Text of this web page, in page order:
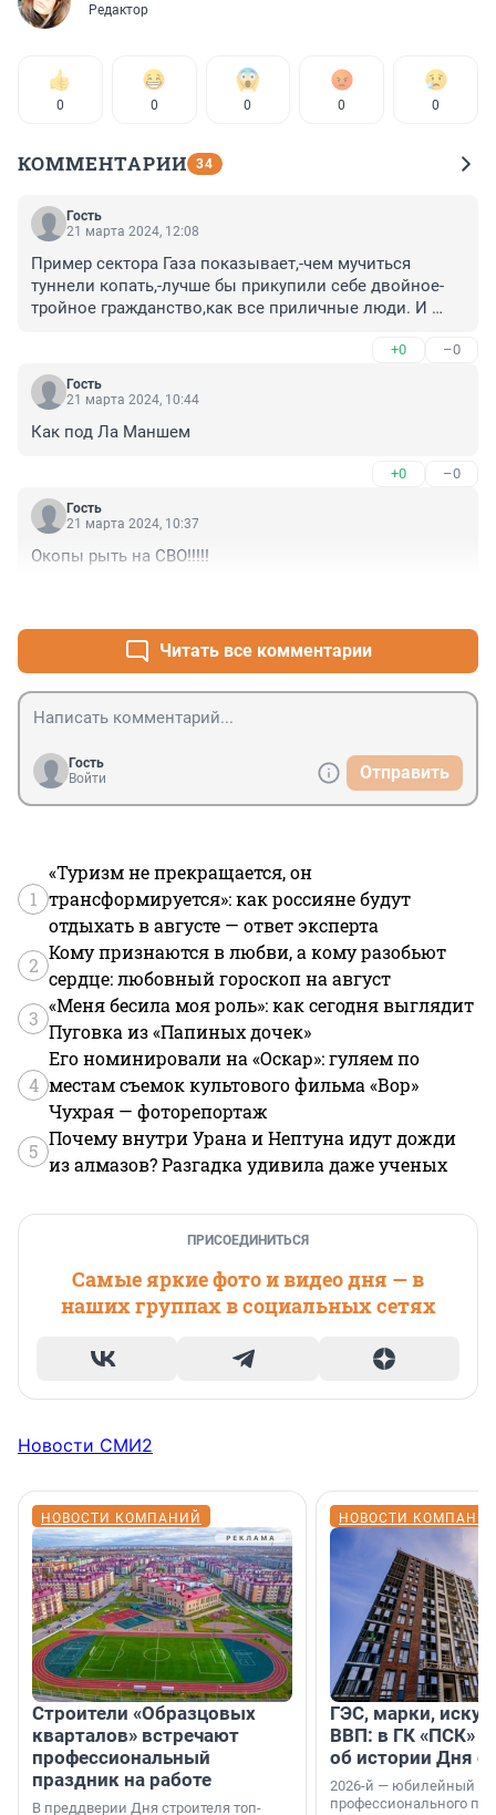
Редактор
0 0 0 0 0
КОММЕНТАРИИ 34
Гость
21 марта 2024, 12:08
Пример сектора Газа показывает,-чем мучиться
туннели копать,-лучше бы прикупили себе двойное-
тройное гражданство,как все приличные люди. И
+0 –0
Гость
21 марта 2024, 10:44
Как под Ла Маншем
+0 –0
Гость
21 марта 2024, 10:37
Окопы рыть на СВО!!!!!
Читать все комментарии
Гость
Войти
Отправить
1
«Туризм не прекращается, он
трансформируется»: как россияне будут
отдыхать в августе — ответ эксперта
2
Кому признаются в любви, а кому разобьют
сердце: любовный гороскоп на август
3
«Меня бесила моя роль»: как сегодня выглядит
Пуговка из «Папиных дочек»
4
Его номинировали на «Оскар»: гуляем по
местам съемок культового фильма «Вор»
Чухрая — фоторепортаж
5
Почему внутри Урана и Нептуна идут дожди
из алмазов? Разгадка удивила даже ученых
ПРИСОЕДИНИТЬСЯ
Самые яркие фото и видео дня — в
наших группах в социальных сетях
Новости СМИ2
НОВОСТИ КОМПАНИЙ
Строители «Образцовых
кварталов» встречают
профессиональный
праздник на работе
В преддверии Дня строителя топ-
НОВОСТИ
ГЭС, марки,
ВВП: в ГК «ПСК»
об истории Дня
2026-й — юбилейный
профессионального